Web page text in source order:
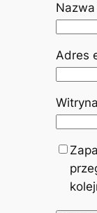
Nazwa
Adres